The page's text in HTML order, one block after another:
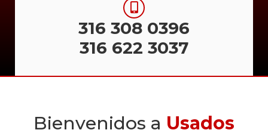
316 308 0396
316 622 3037
Bienvenidos a Usados